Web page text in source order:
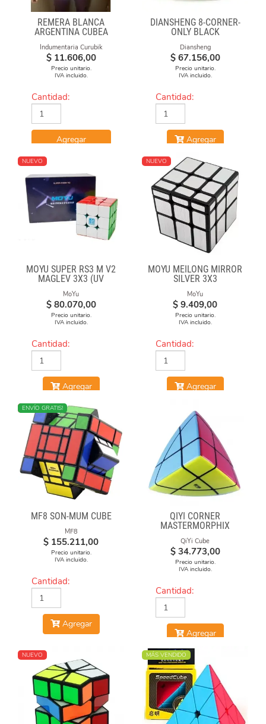
REMERA BLANCA
ARGENTINA CUBEA
Indumentaria Curubik
$ 11.606,00
Precio unitario.
IVA incluido.
Cantidad:
Agregar
DIANSHENG 8-CORNER-
ONLY BLACK
Diansheng
$ 67.156,00
Precio unitario.
IVA incluido.
Cantidad:
Agregar
NUEVO
MOYU SUPER RS3 M V2
MAGLEV 3X3 (UV
COATED)
MoYu
$ 80.070,00
Precio unitario.
IVA incluido.
Cantidad:
Agregar
NUEVO
MOYU MEILONG MIRROR
SILVER 3X3
MoYu
$ 9.409,00
Precio unitario.
IVA incluido.
Cantidad:
Agregar
NUEVO
ENVÍO GRATIS!
MF8 SON-MUM CUBE
MF8
$ 155.211,00
Precio unitario.
IVA incluido.
Cantidad:
Agregar
QIYI CORNER
MASTERMORPHIX
QiYi Cube
$ 34.773,00
Precio unitario.
IVA incluido.
Cantidad:
Agregar
NUEVO MÁS VENDIDO